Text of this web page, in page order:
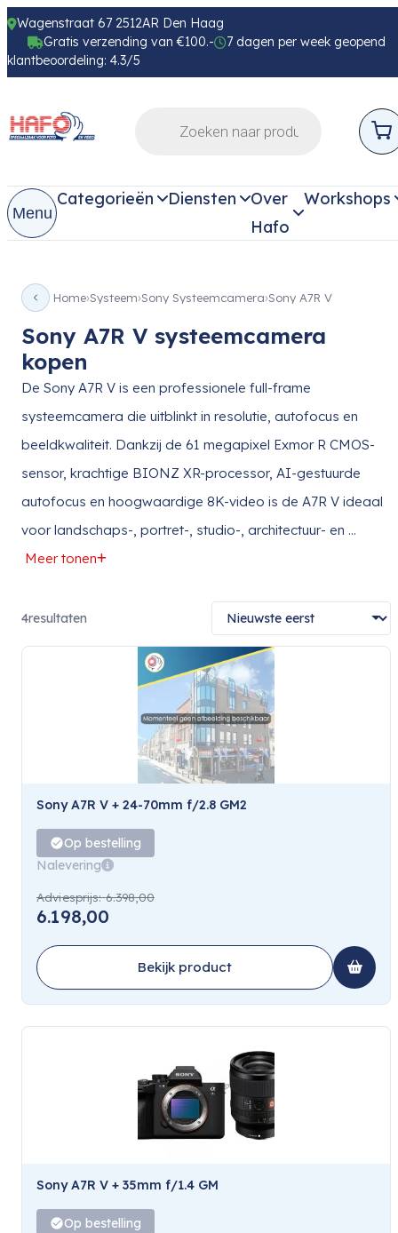
Wagenstraat 67 2512AR Den Haag
Gratis verzending van €100.-
7 dagen per week geopend
klantbeoordeling: 4.3/5
Menu
Categorieën Diensten
Over
Hafo
Workshops
Home Systeem Sony Systeemcamera Sony A7R V
Sony A7R V systeemcamera
kopen
De Sony A7R V is een professionele full-frame
systeemcamera die uitblinkt in resolutie, autofocus en
beeldkwaliteit. Dankzij de 61 megapixel Exmor R CMOS-
sensor, krachtige BIONZ XR-processor, AI-gestuurde
autofocus en hoogwaardige 8K-video is de A7R V ideaal
voor landschaps-, portret-, studio-, architectuur- en ...
Meer tonen
4resultaten
Sony A7R V + 24-70mm f/2.8 GM2
Op bestelling
Nalevering
Adviesprijs: 6.398,00
6.198,00
Bekijk product
Sony A7R V + 35mm f/1.4 GM
Op bestelling